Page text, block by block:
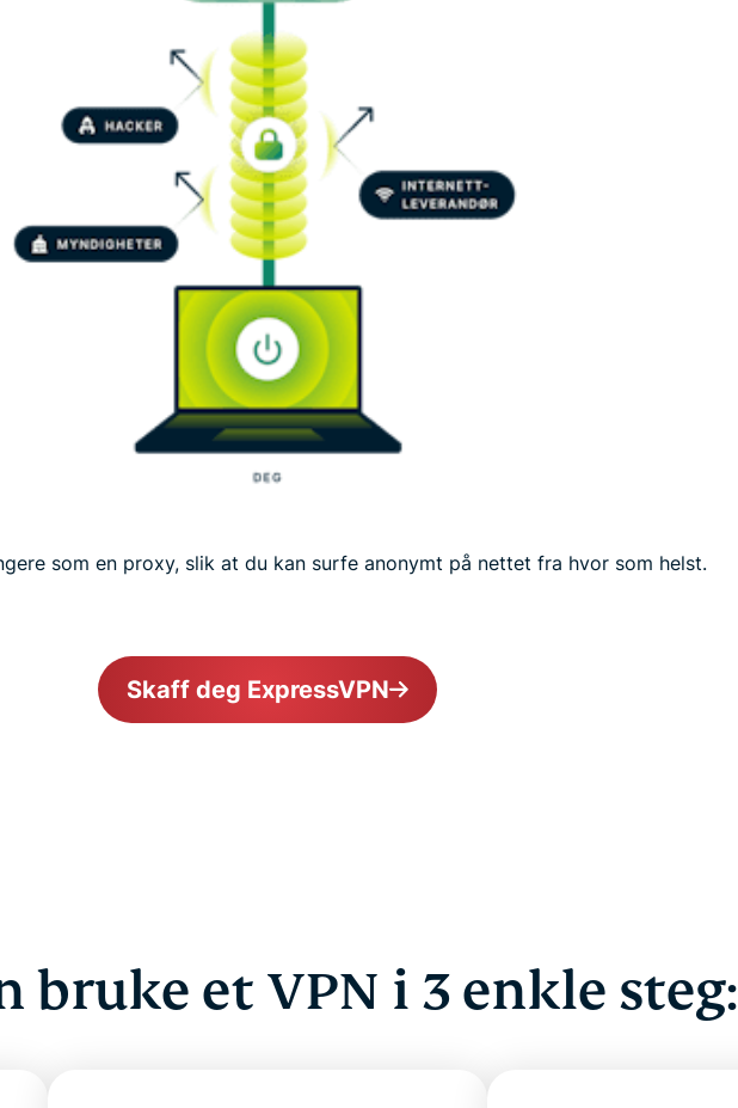
som en proxy, slik at du kan surfe anonymt på nettet fra hvor som helst.
Skaff deg ExpressVPN
bruke et VPN i 3 enkle steg: